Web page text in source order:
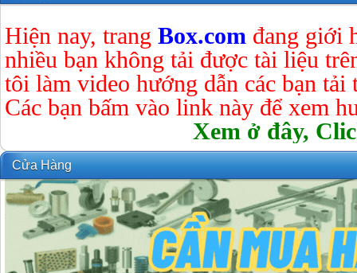
Hiện nay, trang Box.com đang giới
nhiều bạn không tải được tài liệu
tôi làm video hướng dẫn các bạn tải
Các bạn bấm vào link này để xem
Xem ở đây,
Cửa Hàng